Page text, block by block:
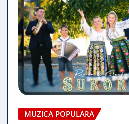
MUZICA POPULARA